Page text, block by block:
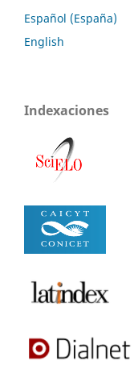
Español (España)
English
Indexaciones